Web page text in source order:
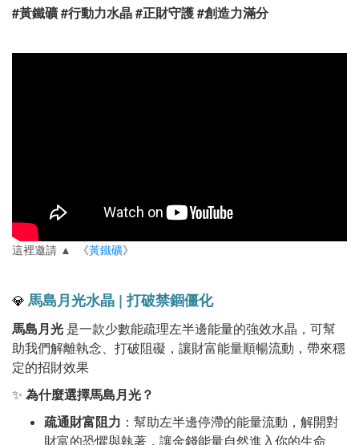
#黃鐵礦 #行動力水晶 #正財守護 #創造力滿分
這裡邀請 ▲ 《黃鐵礦》
💎 馬島月光水晶 | 打破禁錮僵化
馬島月光 是一款少數能疏理左半邊能量的強效水晶，可幫
助我們解離執念、打破阻礙，讓財富能量順暢流動，帶來穩
定的招財效果
✨ 為什麼選擇馬島月光？
疏通財富阻力 ：幫助左半邊停滯的能量流動，解開對
財富的恐懼與執著，讓金錢能量自然進入你的生命